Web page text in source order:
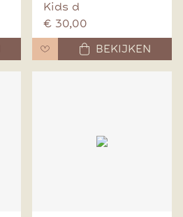
Kids d
€ 30,00
BEKIJKEN